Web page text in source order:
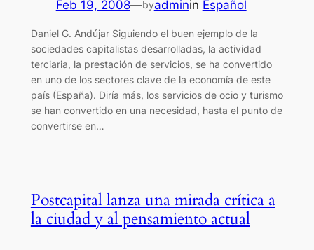
Feb 19, 2008—byadminin Español
Daniel G. Andújar Siguiendo el buen ejemplo de la
sociedades capitalistas desarrolladas, la actividad
terciaria, la prestación de servicios, se ha convertido
en uno de los sectores clave de la economía de este
país (España). Diría más, los servicios de ocio y turismo
se han convertido en una necesidad, hasta el punto de
convertirse en…
Postcapital lanza una mirada crítica a
la ciudad y al pensamiento actual